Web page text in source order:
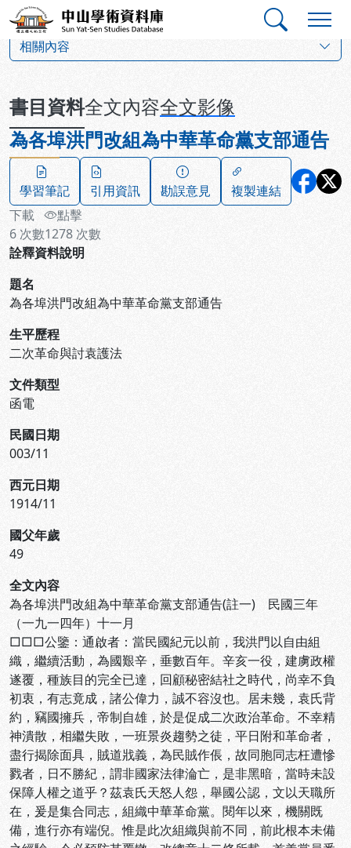
跳到主要內容
中山學術資料庫
相關內容
書目資料全文內容全文影像
為各埠洪門改組為中華革命黨支部通告
學習筆記 引用資訊 勘誤意見
複製連結
下載
6 次數
點擊
1278 次數
詮釋資料說明
題名
為各埠洪門改組為中華革命黨支部通告
生平歷程
二次革命與討袁護法
文件類型
函電
民國日期
003/11
西元日期
1914/11
國父年歲
49
全文內容
為各埠洪門改組為中華革命黨支部通告(註一) 民國三年
（一九一四年）十一月
□□□公鑒：通啟者：當民國紀元以前，我洪門以自由組
織，繼續活動，為國艱辛，垂數百年。辛亥一役，建虜政權
遂覆，種族目的完全已達，回顧秘密結社之時代，尚幸不負
初衷，有志竟成，諸公偉力，誠不容沒也。居未幾，袁氏背
約，竊國擁兵，帝制自雄，於是促成二次政治革命。不幸精
神潰散，相繼失敗，一班景炎趨勢之徒，平日附和革命者，
盡行揭除面具，賊道戕義，為民賊作倀，故同胞同志枉遭慘
戮者，日不勝紀，謂非國家法律淪亡，是非黑暗，當時未設
保障人權之道乎？茲袁氏天怒人怨，舉國公認，文以天職所
在，爰是集合同志，組織中華革命黨。閱年以來，機關既
備，進行亦有端倪。惟是此次組織與前不同，前此根本未備